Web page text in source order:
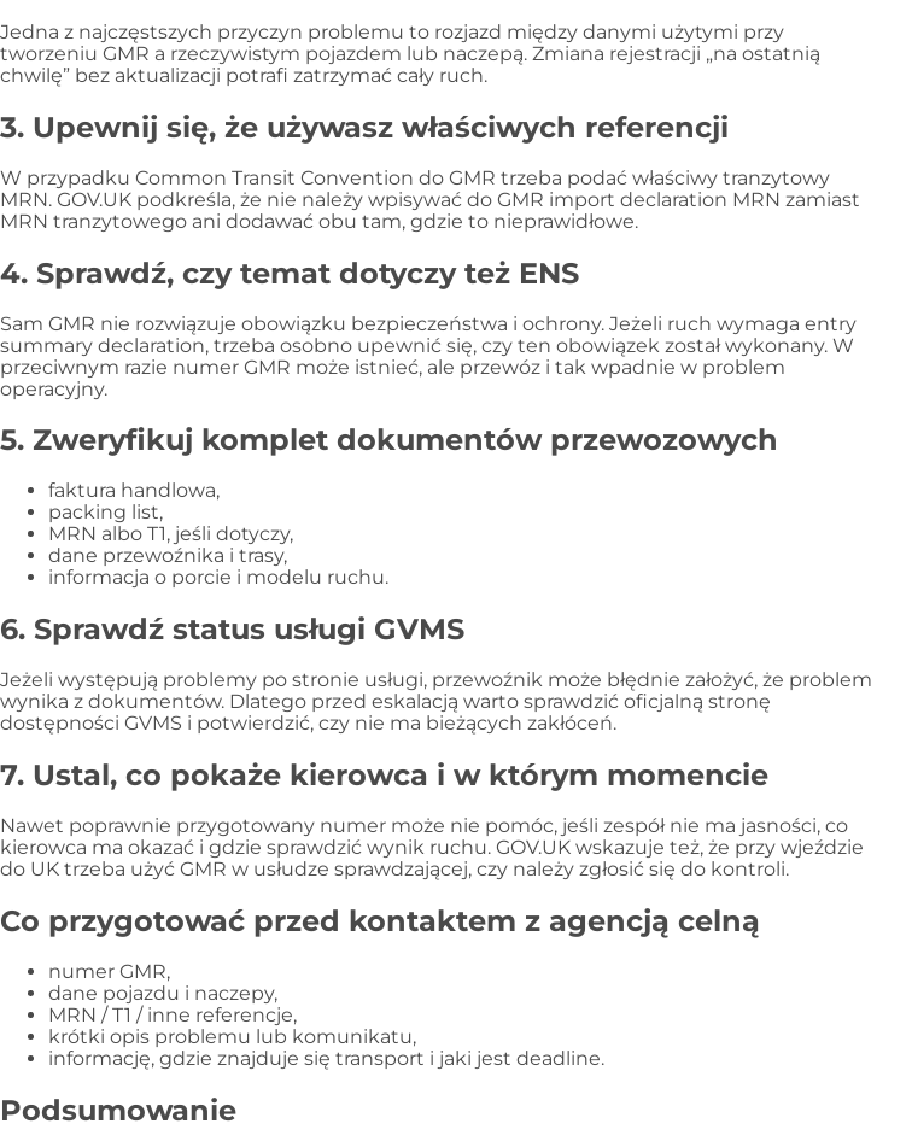
Jedna z najczęstszych przyczyn problemu to rozjazd między danymi użytymi przy
tworzeniu GMR a rzeczywistym pojazdem lub naczepą. Zmiana rejestracji „na ostatnią
chwilę” bez aktualizacji potrafi zatrzymać cały ruch.
3. Upewnij się, że używasz właściwych referencji
W przypadku Common Transit Convention do GMR trzeba podać właściwy tranzytowy
MRN. GOV.UK podkreśla, że nie należy wpisywać do GMR import declaration MRN zamiast
MRN tranzytowego ani dodawać obu tam, gdzie to nieprawidłowe.
4. Sprawdź, czy temat dotyczy też ENS
Sam GMR nie rozwiązuje obowiązku bezpieczeństwa i ochrony. Jeżeli ruch wymaga entry
summary declaration, trzeba osobno upewnić się, czy ten obowiązek został wykonany. W
przeciwnym razie numer GMR może istnieć, ale przewóz i tak wpadnie w problem
operacyjny.
5. Zweryfikuj komplet dokumentów przewozowych
faktura handlowa,
packing list,
MRN albo T1, jeśli dotyczy,
dane przewoźnika i trasy,
informacja o porcie i modelu ruchu.
6. Sprawdź status usługi GVMS
Jeżeli występują problemy po stronie usługi, przewoźnik może błędnie założyć, że problem
wynika z dokumentów. Dlatego przed eskalacją warto sprawdzić oficjalną stronę
dostępności GVMS i potwierdzić, czy nie ma bieżących zakłóceń.
7. Ustal, co pokaże kierowca i w którym momencie
Nawet poprawnie przygotowany numer może nie pomóc, jeśli zespół nie ma jasności, co
kierowca ma okazać i gdzie sprawdzić wynik ruchu. GOV.UK wskazuje też, że przy wjeździe
do UK trzeba użyć GMR w usłudze sprawdzającej, czy należy zgłosić się do kontroli.
Co przygotować przed kontaktem z agencją celną
numer GMR,
dane pojazdu i naczepy,
MRN / T1 / inne referencje,
krótki opis problemu lub komunikatu,
informację, gdzie znajduje się transport i jaki jest deadline.
Podsumowanie